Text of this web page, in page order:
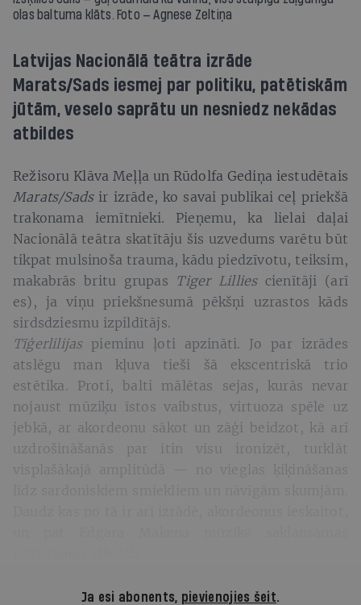
olas baltuma klāts. Foto — Agnese Zeltiņa
Latvijas Nacionālā teātra izrāde
Marats/Sads iesmej par politiku, patētiskām
jūtām, veselo saprātu un nesniedz nekādas
atbildes
Režisoru Klāva Meļļa un Rūdolfa Gediņa iestudētais
Marats/Sadsir izrāde, ko savai publikai ceļ priekšā
trakonama iemītnieki. Pieņemu, ka lielai daļai
Nacionālā teātra skatītāju šis uzvedums varētu būt
tikpat mulsinoša trauma, kādu piedzīvotu, teiksim,
makabrās britu grupas Tiger Lilliescienītāji (arī
es), ja viņu priekšnesumā pēkšņi uzrastos kāds
sirdsdziesmu izpildītājs.
Tīģerlilijaspieminu ļoti apzināti. Jo par izrādes
atslēgu man kļuva tieši šā ekscentriskā trio
estētika. Proti, balti mālētas sejas, kurās nevar
nojaust mūziķu īstos vaibstus, virtuoza spēle uz
jebkā, ar akordeonu sākot un zāģi beidzot, kā arī
uzdrošināšanās par itin visu ironizēt, turklāt
visplašākajā amplitūdā — no vieglas ķiķināšanas
Ja esi abonents, pievienojies šeit.